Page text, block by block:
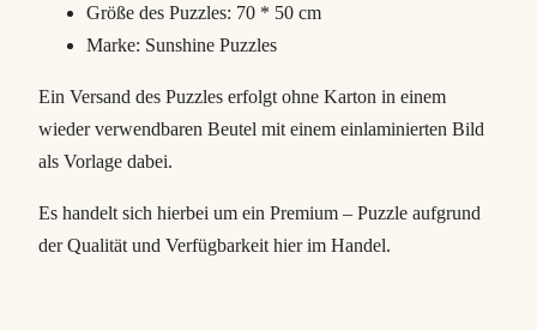
i
o
n
Größe des Puzzles: 70 * 50 cm
Marke: Sunshine Puzzles
Ein Versand des Puzzles erfolgt ohne Karton in einem
wieder verwendbaren Beutel mit einem einlaminierten Bild
als Vorlage dabei.
Es handelt sich hierbei um ein Premium – Puzzle aufgrund
der Qualität und Verfügbarkeit hier im Handel.